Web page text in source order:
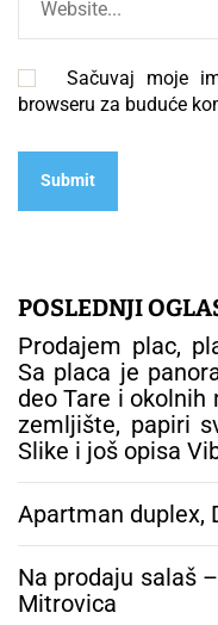
Sačuvaj moje
browseru za buduće
POSLEDNJI
Prodajem plac,
Sa placa je
deo Tare i
zemljište, papiri
Slike i još opisa
Apartman duplex,
Na prodaju salaš
Mitrovica